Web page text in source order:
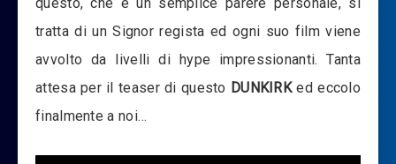
tratta di un Signor regista ed ogni suo film viene
avvolto da livelli di hype impressionanti. Tanta
attesa per il teaser di questo DUNKIRKed eccolo
finalmente a noi…